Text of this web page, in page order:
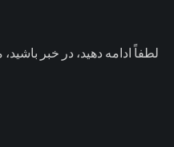
لطفاً ادامه دهید، در خبر